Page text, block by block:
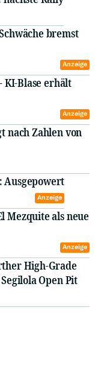
bremst
Anzeige
KI-Blase erhält
Anzeige
nach Zahlen von
Ausgepowert
Anzeige
Mezquite als neue
Anzeige
High-Grade
Open Pit